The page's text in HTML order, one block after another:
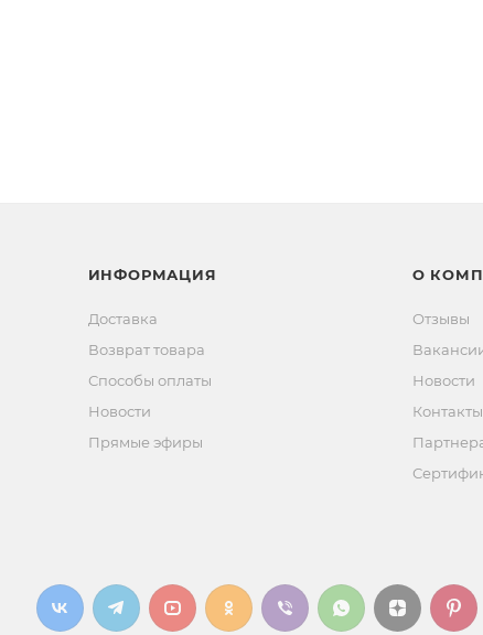
ИНФОРМАЦИЯ
Доставка
Возврат товара
Способы оплаты
Новости
Прямые эфиры
О
Отзывы
Новости
Контакты